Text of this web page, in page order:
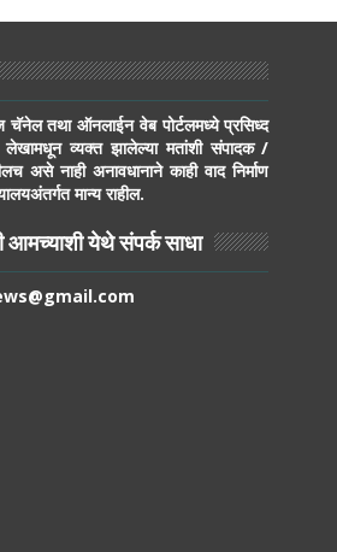
तथा ऑनलाईन वेब पोर्टलमध्ये प्रसिध्द
लेखामधून व्यक्त झालेल्या मतांशी संपादक /
असे नाही अनावधानाने काही वाद निर्माण
मान्य राहील.
आमच्याशी येथे संपर्क साधा